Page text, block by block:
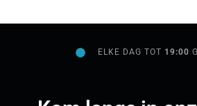
ELKE DAG TOT 19:00